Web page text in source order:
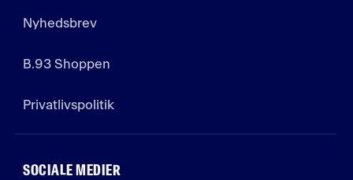
Nyhedsbrev
B.93 Shoppen
Privatlivspolitik
SOCIALE MEDIER